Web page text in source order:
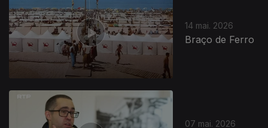
14 mai. 2026
Braço de Ferro
07 mai. 2026